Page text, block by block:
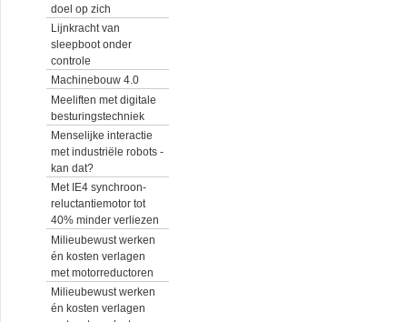
doel op zich
Lijnkracht van
sleepboot onder
controle
Machinebouw 4.0
Meeliften met digitale
besturingstechniek
Menselijke interactie
met industriële robots -
kan dat?
Met IE4 synchroon-
reluctantiemotor tot
40% minder verliezen
Milieubewust werken
én kosten verlagen
met motorreductoren
Milieubewust werken
én kosten verlagen